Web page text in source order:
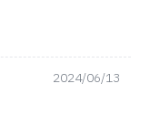
2024/06/13